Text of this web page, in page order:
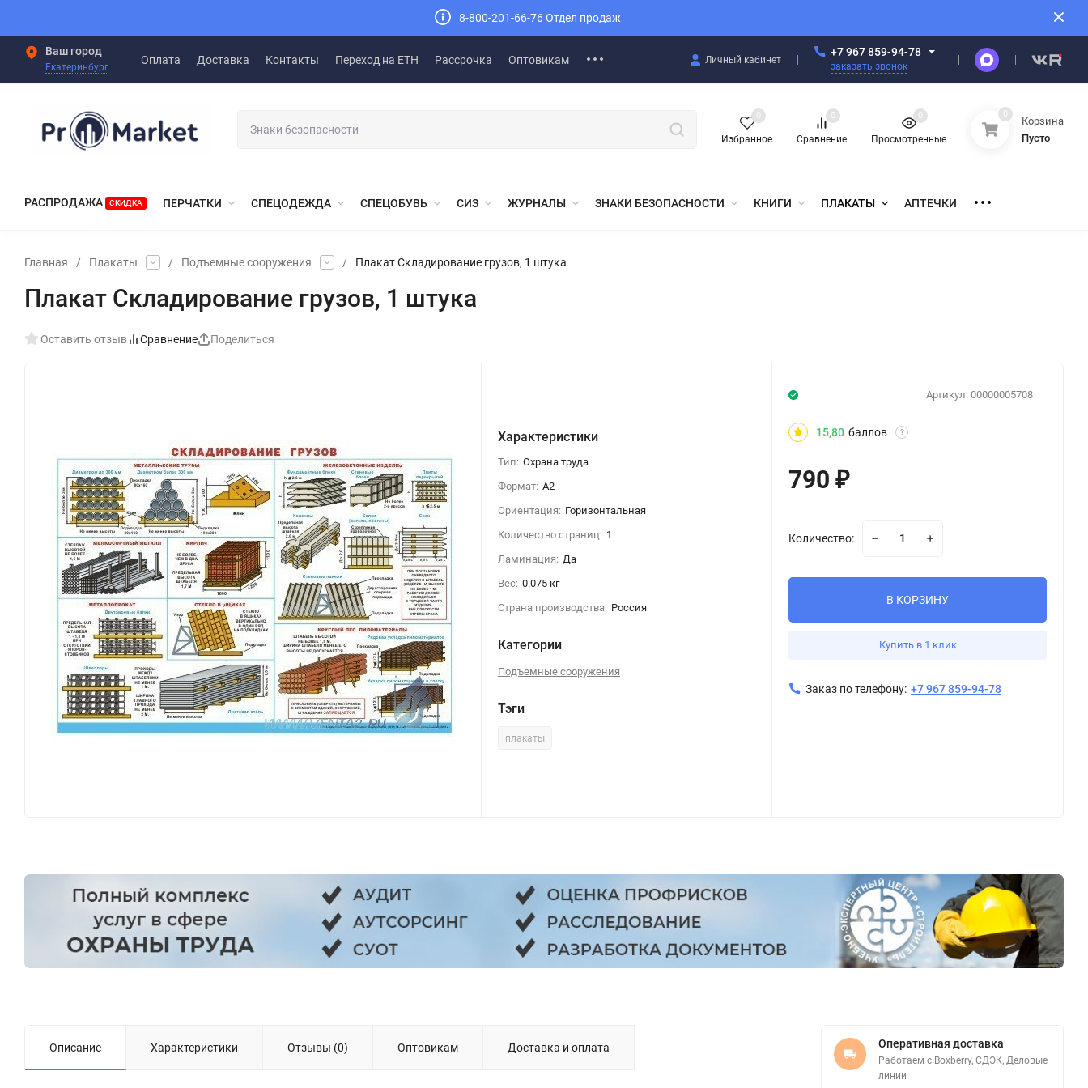
8-800-201-66-76 Отдел продаж
Ваш город
Екатеринбург
Оплата Доставка Контакты Переход на ЕТН Рассрочка Оптовикам Личный кабинет
+7 967 859-94-78
заказать звонок
Избранное
0
Сравнение
0
Просмотренные
0 0
Корзина
Пусто
РАСПРОДАЖА СКИДКА ПЕРЧАТКИ СПЕЦОДЕЖДА СПЕЦОБУВЬ СИЗ ЖУРНАЛЫ ЗНАКИ БЕЗОПАСНОСТИ КНИГИ ПЛАКАТЫ АПТЕЧКИ
Главная / Плакаты / Подъемные сооружения / Плакат Складирование грузов, 1 штука
Плакат Складирование грузов, 1 штука
Оставить отзыв Сравнение Поделиться
Характеристики
Тип: Охрана труда
Формат: А2
Ориентация: Горизонтальная
Количество страниц: 1
Ламинация: Да
Вес: 0.075 кг
Страна производства: Россия
Категории
Подъемные сооружения
Тэги
плакаты
Артикул: 00000005708
15,80 баллов ?
790₽
Количество:
В КОРЗИНУ
Купить в 1 клик
Заказ по телефону: +7 967 859-94-78
Описание Характеристики Отзывы (0) Оптовикам Доставка и оплата Оперативная доставка
Работаем с Boxberry, СДЭК, Деловые
линии